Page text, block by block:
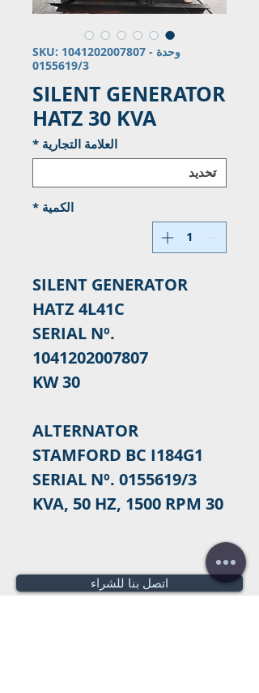
وحدة SKU: 1041202007807 -
0155619/3
SILENT GENERATOR
HATZ 30 KVA
العلامة التجارية *
الكمية *
SILENT GENERATOR
HATZ 4L41C
SERIAL Nº.
1041202007807
30 KW
ALTERNATOR
STAMFORD BC I184G1
SERIAL Nº. 0155619/3
30 KVA, 50 HZ, 1500 RPM
اتصل بنا للشراء